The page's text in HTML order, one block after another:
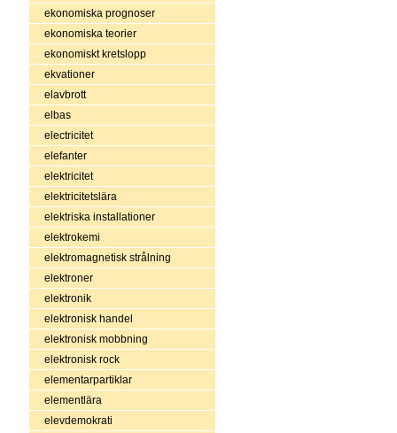
ekonomiska prognoser
ekonomiska teorier
ekonomiskt kretslopp
ekvationer
elavbrott
elbas
electricitet
elefanter
elektricitet
elektricitetslära
elektriska installationer
elektrokemi
elektromagnetisk strålning
elektroner
elektronik
elektronisk handel
elektronisk mobbning
elektronisk rock
elementarpartiklar
elementlära
elevdemokrati